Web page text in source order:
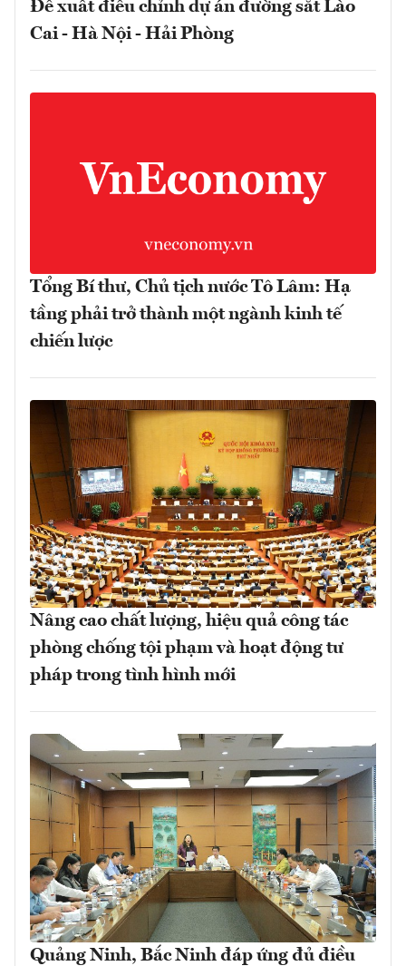
Đề xuất điều chỉnh dự án đường sắt Lào
Cai - Hà Nội - Hải Phòng
Tổng Bí thư, Chủ tịch nước Tô Lâm: Hạ
tầng phải trở thành một ngành kinh tế
chiến lược
Nâng cao chất lượng, hiệu quả công tác
phòng chống tội phạm và hoạt động tư
pháp trong tình hình mới
Quảng Ninh, Bắc Ninh đáp ứng đủ điều